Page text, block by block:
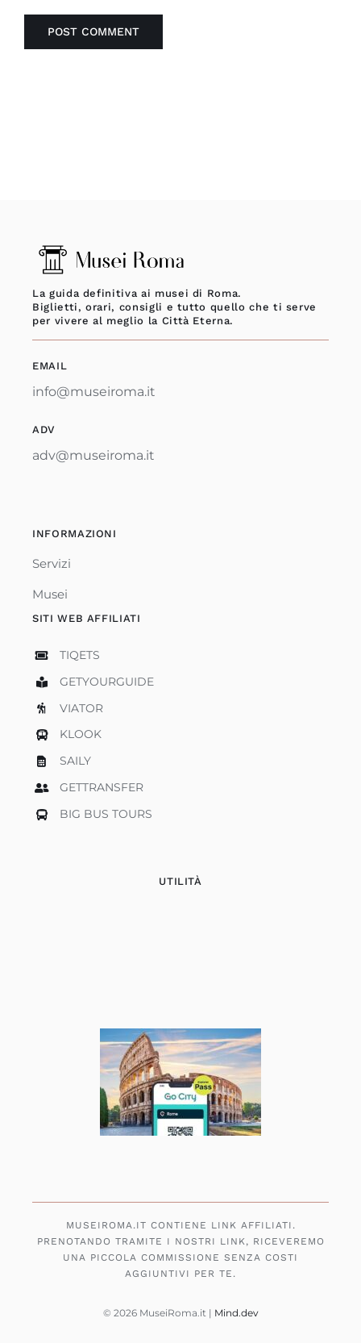
La guida definitiva ai musei di Roma.
Biglietti, orari, consigli e tutto quello che ti serve
per vivere al meglio la Città Eterna.
EMAIL
info@museiroma.it
ADV
adv@museiroma.it
INFORMAZIONI
Servizi
Musei
SITI WEB AFFILIATI
TIQETS
GETYOURGUIDE
VIATOR
KLOOK
SAILY
GETTRANSFER
BIG BUS TOURS
UTILITÀ
MUSEIROMA.IT CONTIENE LINK AFFILIATI.
PRENOTANDO TRAMITE I NOSTRI LINK, RICEVEREMO
UNA PICCOLA COMMISSIONE SENZA COSTI
AGGIUNTIVI PER TE.
© 2026 MuseiRoma.it | Mind.dev